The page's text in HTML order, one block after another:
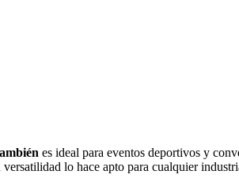
es ideal para eventos deportivos y
versatilidad lo hace apto para cualquier